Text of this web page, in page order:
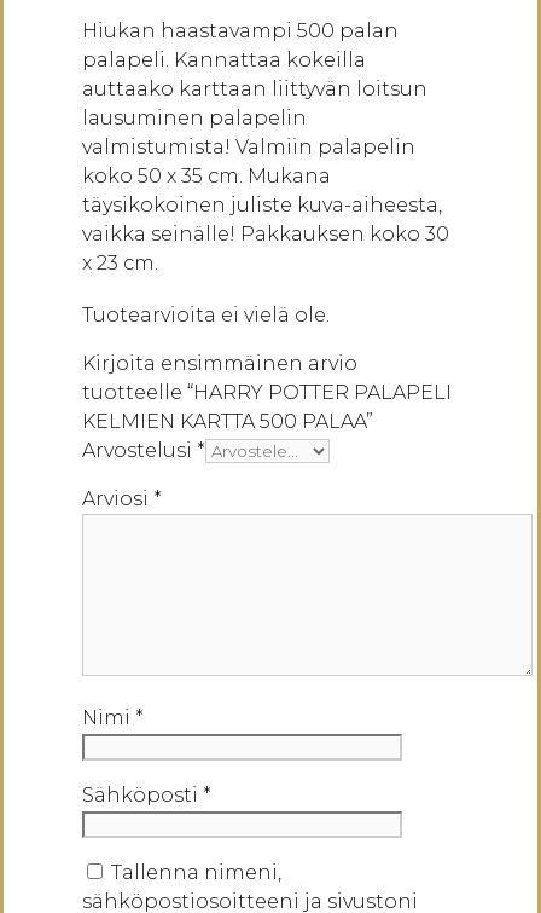
määrä
Hiukan haastavampi 500 palan
palapeli. Kannattaa kokeilla
auttaako karttaan liittyvän loitsun
lausuminen palapelin
valmistumista! Valmiin palapelin
koko 50 x 35 cm. Mukana
täysikokoinen juliste kuva-aiheesta,
vaikka seinälle! Pakkauksen koko 30
x 23 cm.
Tuotearvioita ei vielä ole.
Kirjoita ensimmäinen arvio
tuotteelle “HARRY POTTER PALAPELI
KELMIEN KARTTA 500 PALAA”
Arvostelusi *
Arviosi *
Nimi *
Sähköposti *
Tallenna nimeni,
sähköpostiosoitteeni ja sivustoni